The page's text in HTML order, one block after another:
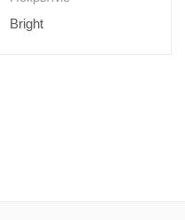
Bright